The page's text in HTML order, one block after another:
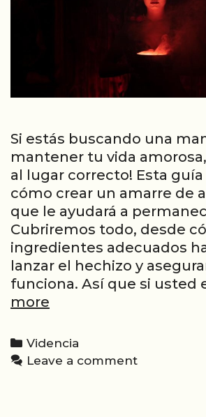
Si estás buscando una
mantener tu vida amorosa,
al lugar correcto! Esta
cómo crear un amarre de
que le ayudará a
Cubriremos todo, desde
ingredientes adecuados
lanzar el hechizo y
funciona. Así que si usted
more
un
amarre
Categories
Videncia
Leave a comment